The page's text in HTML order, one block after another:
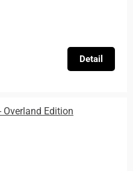
Detail
Edition